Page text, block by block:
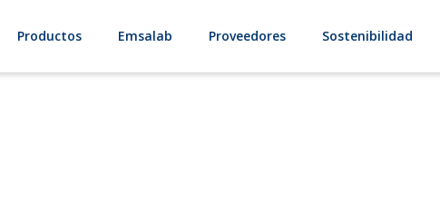
Productos Emsalab Proveedores Sostenibilidad